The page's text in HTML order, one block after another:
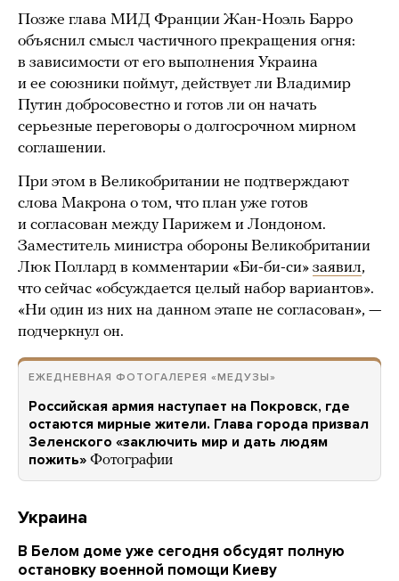
Позже глава МИД Франции Жан-Ноэль Барро
объяснил смысл частичного прекращения огня:
в зависимости от его выполнения Украина
и ее союзники поймут, действует ли Владимир
Путин добросовестно и готов ли он начать
серьезные переговоры о долгосрочном мирном
соглашении.
При этом в Великобритании не подтверждают
слова Макрона о том, что план уже готов
и согласован между Парижем и Лондоном.
Заместитель министра обороны Великобритании
Люк Поллард в комментарии «Би-би-си» заявил,
что сейчас «обсуждается целый набор вариантов».
«Ни один из них на данном этапе не согласован», —
подчеркнул он.
ЕЖЕДНЕВНАЯ ФОТОГАЛЕРЕЯ «МЕДУЗЫ»
Российская армия наступает на Покровск, где
остаются мирные жители. Глава города призвал
Зеленского «заключить мир и дать людям
пожить» Фотографии
Украина
В Белом доме уже сегодня обсудят полную
остановку военной помощи Киеву